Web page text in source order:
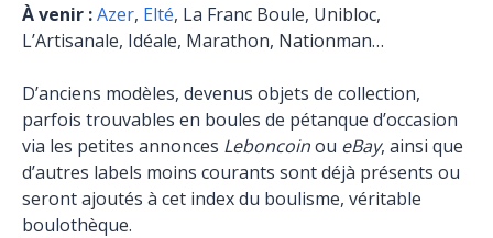
À venir :Azer, Elté, La Franc Boule, Unibloc,
L’Artisanale, Idéale, Marathon, Nationman…
D’anciens modèles, devenus objets de collection,
parfois trouvables en boules de pétanque d’occasion
via les petites annonces Leboncoinou eBay, ainsi que
d’autres labels moins courants sont déjà présents ou
seront ajoutés à cet index du boulisme, véritable
boulothèque.